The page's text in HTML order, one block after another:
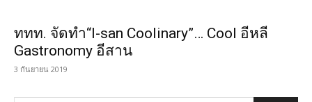
ททท. จัดทำ“I-san Coolinary”… Cool อีหลี
Gastronomy อีสาน
3 กันยายน 2019